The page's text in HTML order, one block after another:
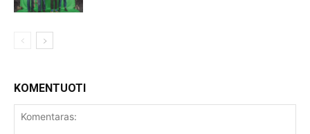
KOMENTUOTI